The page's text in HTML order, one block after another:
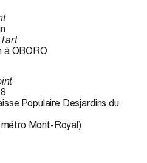
à OBORO
Populaire Desjardins du
Mont-Royal)